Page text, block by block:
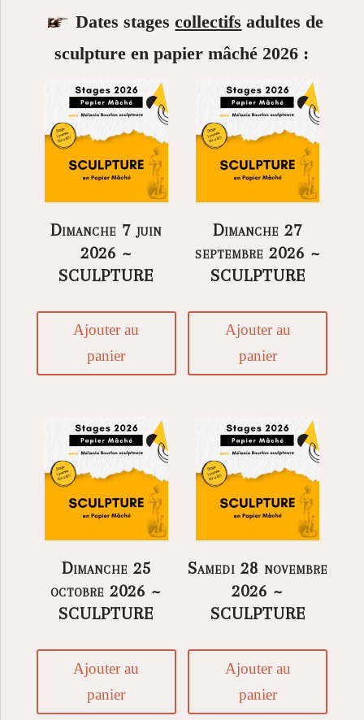
Dates stagescollectifs adultes de
sculpture en papier mâché 2026 :
Dimanche 7 juin
2026 ~
SCULPTURE
Ajouter au
panier
Dimanche 27
septembre 2026 ~
SCULPTURE
Ajouter au
panier
Dimanche 25
octobre 2026 ~
SCULPTURE
Ajouter au
panier
Samedi 28 novembre
2026 ~
SCULPTURE
Ajouter au
panier